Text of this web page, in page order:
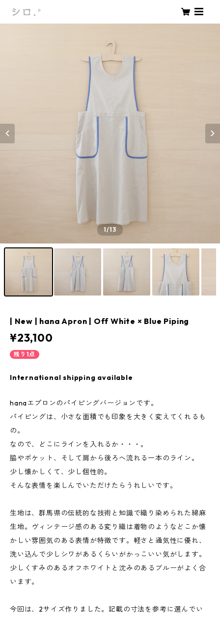
1/13
| New | hana Apron | Off White × Blue Piping
¥23,100
残り1点
International shipping available
hanaエプロンのパイピングバージョンです。
パイピングは、小さな面積でも印象を大きく変えてくれるも
の。
なので、どこにラインを入れるか・・・。
脇やポケット、そして肩から後ろへ流れる一本のライン。
少し懐かしくて、少し個性的。
そんな表情を楽しんでいただけたらうれしいです。
生地は、群馬県の伝統的な技術と知識で織り染められた綿麻
生地。ヴィンテージ感のある変り織は着物のようなどこか懐
かしい雰囲気のある表情が特徴です。軽さと通気性に優れ、
洗い込んで少しシワがあるくらいがかっこいい気がします。
少しくすみのあるオフホワイトと沈みのあるブルーがよく合
います。
今回は、2サイズ作りました。記載の寸法を参考に選んでい